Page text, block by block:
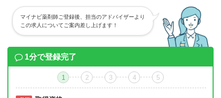
マイナビ薬剤師ご登録後、担当のアドバイザーより
この求人についてご案内差し上げます！
1分で登録完了
1 2 3 4 5